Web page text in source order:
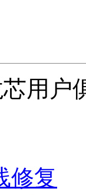
用户
修复